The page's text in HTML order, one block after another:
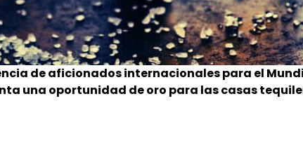
de aficionados internacionales para el
una oportunidad de oro para las casas